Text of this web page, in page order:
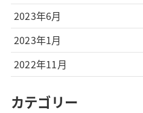
2023年6月
2023年1月
2022年11月
カテゴリー